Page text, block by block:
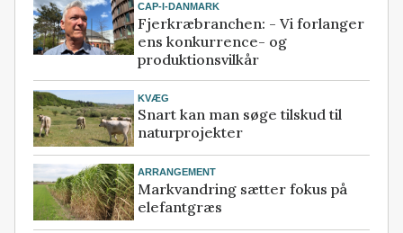
CAP-I-DANMARK
Fjerkræbranchen: - Vi forlanger
ens konkurrence- og
produktionsvilkår
KVÆG
Snart kan man søge tilskud til
naturprojekter
ARRANGEMENT
Markvandring sætter fokus på
elefantgræs